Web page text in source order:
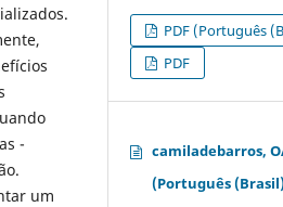
-
um
PDF (Português
PDF
camiladebarros,
(Português